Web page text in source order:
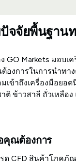
จจัยพื้นฐาน
GO Markets มอบเ
องการในการนำทา
ข้าถึงเครื่องมือยอด
ติ ข้าวสาลี ถั่วเหลือง
คุณต้องการ
รด CFD สินค้าโภคภั